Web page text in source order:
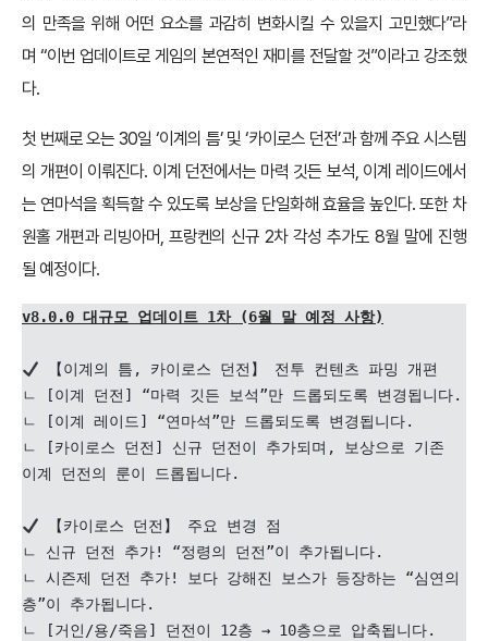
의 만족을 위해 어떤 요소를 과감히 변화시킬 수 있을지 고민했다”라
며 “이번 업데이트로 게임의 본연적인 재미를 전달할 것”이라고 강조했
다.
첫 번째로 오는 30일 ‘이계의 틈’ 및 ‘카이로스 던전’과 함께 주요 시스템
의 개편이 이뤄진다. 이계 던전에서는 마력 깃든 보석, 이계 레이드에서
는 연마석을 획득할 수 있도록 보상을 단일화해 효율을 높인다. 또한 차
원홀 개편과 리빙아머, 프랑켄의 신규 2차 각성 추가도 8월 말에 진행
될 예정이다.
v8.0.0 대규모 업데이트 1차 (6월 말 예정 사항)
【이계의 틈, 카이로스 던전】 전투 컨텐츠 파밍 개편
ㄴ [이계 던전] “마력 깃든 보석”만 드롭되도록 변경됩니다.
ㄴ [이계 레이드] “연마석”만 드롭되도록 변경됩니다.
ㄴ [카이로스 던전] 신규 던전이 추가되며, 보상으로 기존
이계 던전의 룬이 드롭됩니다.
【카이로스 던전】 주요 변경 점
ㄴ 신규 던전 추가! “정령의 던전”이 추가됩니다.
ㄴ 시즌제 던전 추가! 보다 강해진 보스가 등장하는 “심연의
층”이 추가됩니다.
ㄴ [거인/용/죽음] 던전이 12층 → 10층으로 압축됩니다.